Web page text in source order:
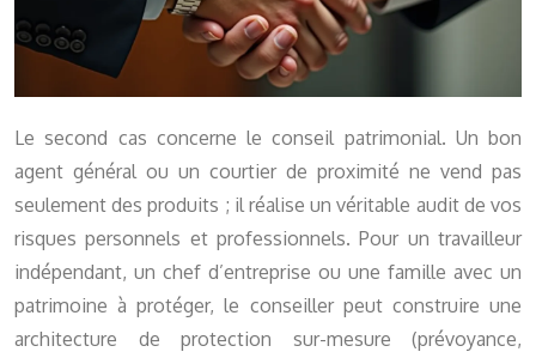
Le second cas concerne le conseil patrimonial. Un bon
agent général ou un courtier de proximité ne vend pas
seulement des produits ; il réalise un véritable audit de vos
risques personnels et professionnels. Pour un travailleur
indépendant, un chef d’entreprise ou une famille avec un
patrimoine à protéger, le conseiller peut construire une
architecture de protection sur-mesure (prévoyance,